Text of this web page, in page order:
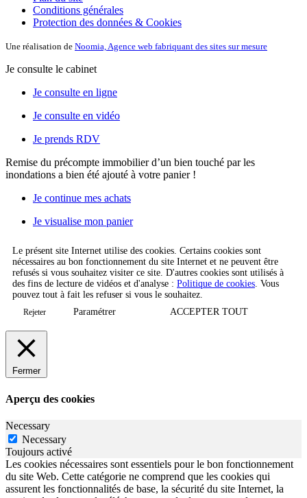
Conditions générales
Protection des données & Cookies
Une réalisation de Noomia, Agence web fabriquant des sites sur mesure
Je consulte le cabinet
Je consulte en ligne
Je consulte en vidéo
Je prends RDV
Remise du précompte immobilier d’un bien touché par les
inondations a bien été ajouté à votre panier !
Je continue mes achats
Je visualise mon panier
Le présent site Internet utilise des cookies. Certains cookies sont
nécessaires au bon fonctionnement du site Internet et ne peuvent être
refusés si vous souhaitez visiter ce site. D'autres cookies sont utilisés à
des fins de lecture de vidéos et d'analyse : Politique de cookies. Vous
pouvez tout à fait les refuser si vous le souhaitez.
Rejeter Paramétrer ACCEPTER TOUT
Fermer
Aperçu des cookies
Necessary
Necessary
Toujours activé
Les cookies nécessaires sont essentiels pour le bon fonctionnement
du site Web. Cette catégorie ne comprend que les cookies qui
assurent les fonctionnalités de base, la sécurité du site Internet, la